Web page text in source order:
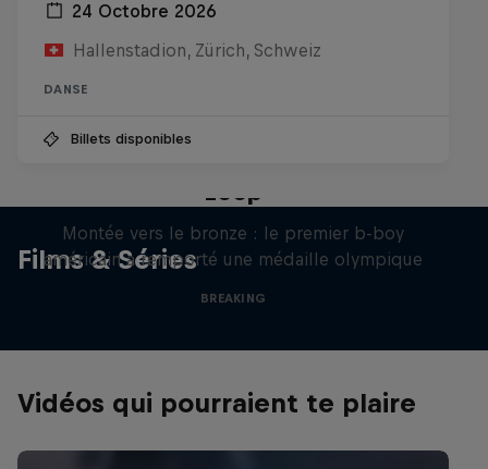
24 Octobre 2026
Hallenstadion, Zürich, Schweiz
DANSE
Billets disponibles
Films & Séries
Loop
Montée vers le bronze : le premier b-boy
américain a remporté une médaille olympique
BREAKING
Vidéos qui pourraient te plaire